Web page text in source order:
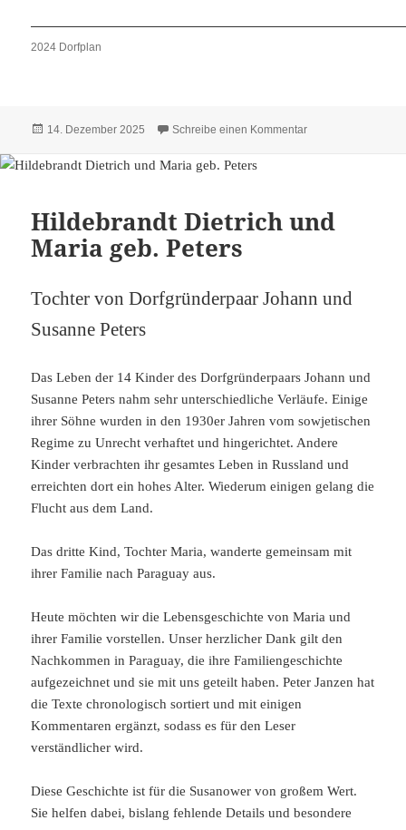
2024 Dorfplan
Veröffentlicht
14. Dezember 2025 Schreibe einen Kommentarzu Häuser 2024 –
Hildebrandt Dietrich und
Maria geb. Peters
Tochter von Dorfgründerpaar Johann und
Susanne Peters
Das Leben der 14 Kinder des Dorfgründerpaars Johann und
Susanne Peters nahm sehr unterschiedliche Verläufe. Einige
ihrer Söhne wurden in den 1930er Jahren vom sowjetischen
Regime zu Unrecht verhaftet und hingerichtet. Andere
Kinder verbrachten ihr gesamtes Leben in Russland und
erreichten dort ein hohes Alter. Wiederum einigen gelang die
Flucht aus dem Land.
Das dritte Kind, Tochter Maria, wanderte gemeinsam mit
ihrer Familie nach Paraguay aus.
Heute möchten wir die Lebensgeschichte von Maria und
ihrer Familie vorstellen. Unser herzlicher Dank gilt den
Nachkommen in Paraguay, die ihre Familiengeschichte
aufgezeichnet und sie mit uns geteilt haben. Peter Janzen hat
die Texte chronologisch sortiert und mit einigen
Kommentaren ergänzt, sodass es für den Leser
verständlicher wird.
Diese Geschichte ist für die Susanower von großem Wert.
Sie helfen dabei, bislang fehlende Details und besondere